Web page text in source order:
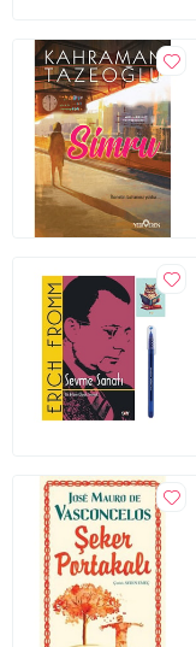
Kağıt Cinsi: 2.Hamur
Çevirmen:
Ürün Kodu: